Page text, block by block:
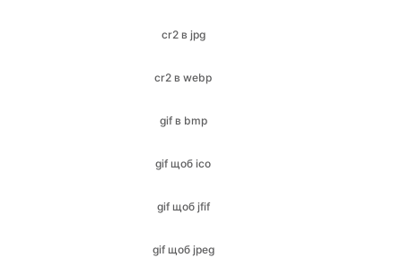
gif в bmp
gif щоб ico
gif щоб jfif
gif щоб jpeg
gif в jpg
GIF в PDF